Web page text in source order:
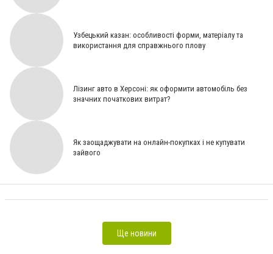
Узбецький казан: особливості форми, матеріалу та
використання для справжнього плову
Лізинг авто в Херсоні: як оформити автомобіль без
значних початкових витрат?
Як заощаджувати на онлайн-покупках і не купувати
зайвого
Путешествия с заботой о себе: SPA-туры от Caspi Tours [СЮЖЕТ]
автомобиле: полный гид для туристов [Спонсорський матеріал]
Ще новини